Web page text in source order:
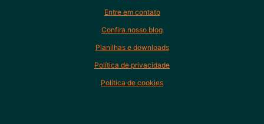
Entre em contato
Confira nosso blog
Planilhas e downloads
Política de privacidade
Política de cookies